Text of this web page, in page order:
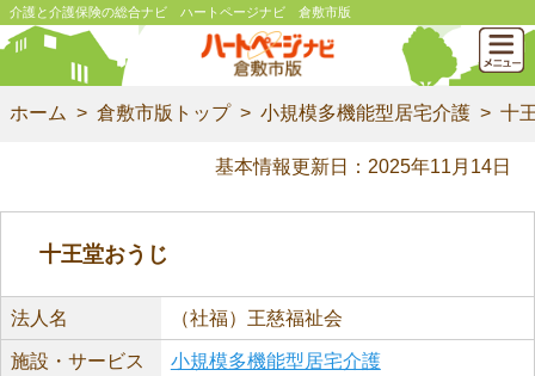
介護と介護保険の総合ナビ ハートページナビ 倉敷市版
ホーム 倉敷市版トップ 小規模多機能型居宅介護 十
基本情報更新日：2025年11月14日
十王堂おうじ
法人名 （社福）王慈福祉会
施設・サービス 小規模多機能型居宅介護